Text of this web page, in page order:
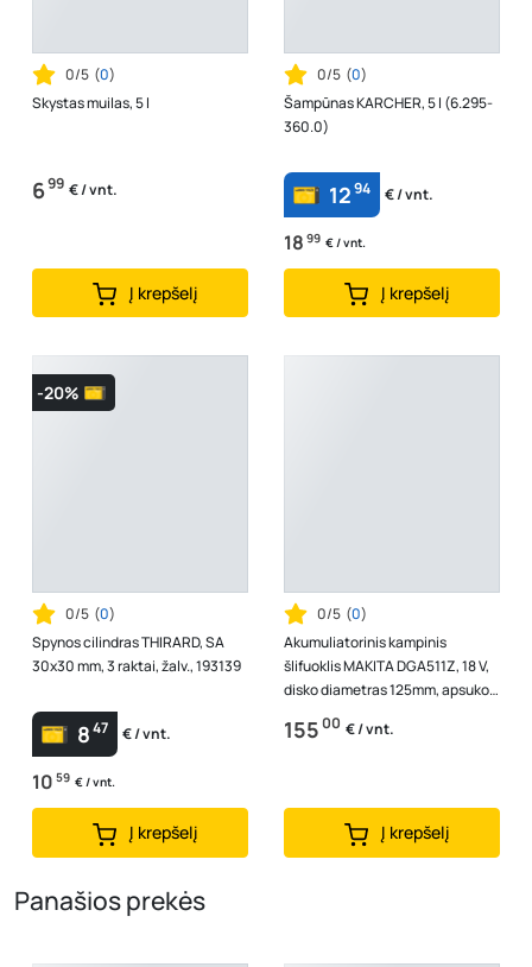
0/5 (0)
Skystas muilas, 5 l
699 € / vnt.
Į krepšelį
0/5 (0)
Šampūnas KARCHER, 5 l (6.295-
360.0)
1294 € / vnt.
18 99 € / vnt.
Į krepšelį
-20%
0/5 (0)
Spynos cilindras THIRARD, SA
30x30 mm, 3 raktai, žalv., 193139
847 € / vnt.
10 59 € / vnt.
Į krepšelį
0/5 (0)
Akumuliatorinis kampinis
šlifuoklis MAKITA DGA511Z, 18 V,
disko diametras 125mm, apsukos
3,000-8,500, be akumuliatorių
i...
15500 € / vnt.
Į krepšelį
Panašios prekės